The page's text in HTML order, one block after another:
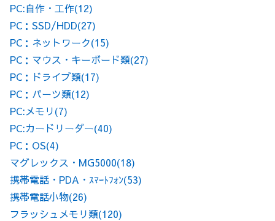
PC:自作・工作(12)
PC：SSD/HDD(27)
PC：ネットワーク(15)
PC：マウス・キーボード類(27)
PC：ドライブ類(17)
PC：パーツ類(12)
PC:メモリ(7)
PC:カードリーダー(40)
PC：OS(4)
マグレックス・MG5000(18)
携帯電話・PDA・ｽﾏｰﾄﾌｫﾝ(53)
携帯電話小物(26)
フラッシュメモリ類(120)